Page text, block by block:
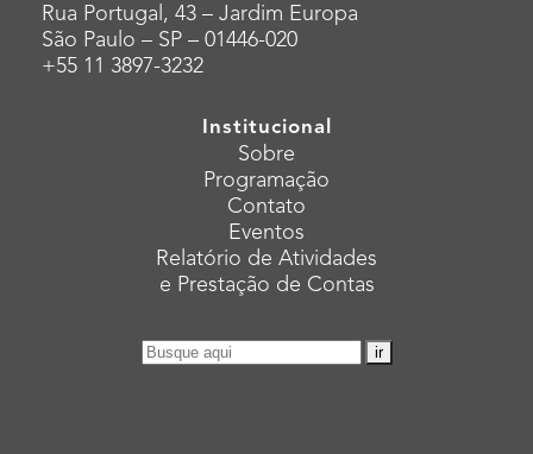
Rua Portugal, 43 – Jardim Europa
São Paulo – SP – 01446-020
+55 11 3897-3232
Institucional
Sobre
Programação
Contato
Eventos
Relatório de Atividades
e Prestação de Contas